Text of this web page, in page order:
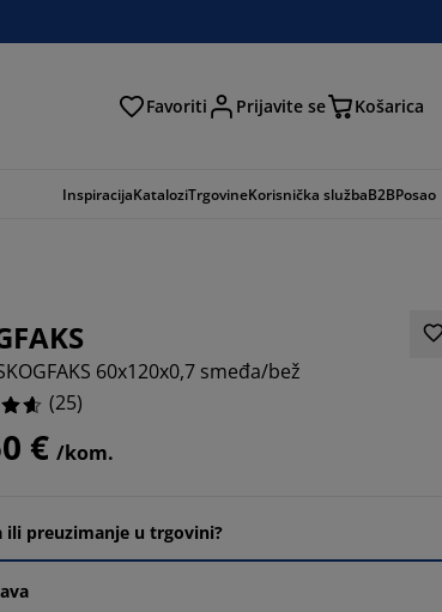
Favoriti Prijavite se Košarica
InspiracijaKataloziTrgovineKorisnička službaB2BPosao
60x120x0,7 smeđa/bež
(25)
€ /kom.
ili preuzimanje u trgovini?